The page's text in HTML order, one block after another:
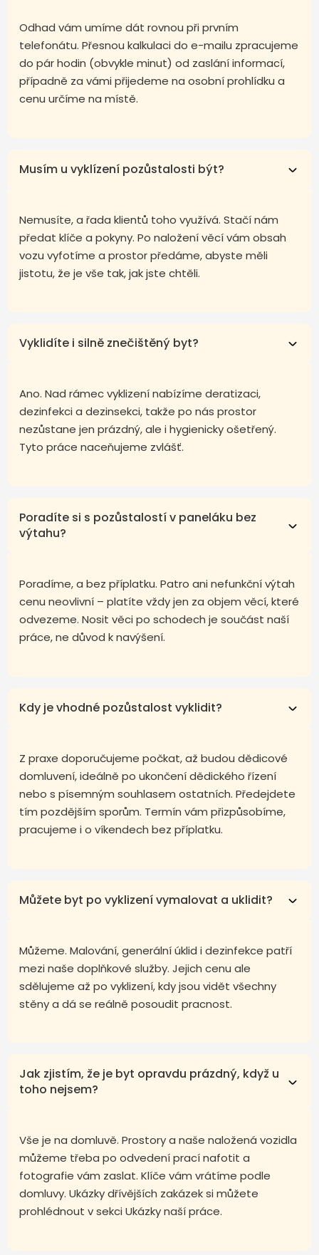
Odhad vám umíme dát rovnou při prvním
telefonátu. Přesnou kalkulaci do e-mailu zpracujeme
do pár hodin (obvykle minut) od zaslání informací,
případně za vámi přijedeme na osobní prohlídku a
cenu určíme na místě.
Musím u vyklízení pozůstalosti být?
Nemusíte, a řada klientů toho využívá. Stačí nám
předat klíče a pokyny. Po naložení věcí vám obsah
vozu vyfotíme a prostor předáme, abyste měli
jistotu, že je vše tak, jak jste chtěli.
Vyklidíte i silně znečištěný byt?
Ano. Nad rámec vyklizení nabízíme deratizaci,
dezinfekci a dezinsekci, takže po nás prostor
nezůstane jen prázdný, ale i hygienicky ošetřený.
Tyto práce naceňujeme zvlášť.
Poradíte si s pozůstalostí v paneláku bez
výtahu?
Poradíme, a bez příplatku. Patro ani nefunkční výtah
cenu neovlivní – platíte vždy jen za objem věcí, které
odvezeme. Nosit věci po schodech je součást naší
práce, ne důvod k navýšení.
Kdy je vhodné pozůstalost vyklidit?
Z praxe doporučujeme počkat, až budou dědicové
domluvení, ideálně po ukončení dědického řízení
nebo s písemným souhlasem ostatních. Předejdete
tím pozdějším sporům. Termín vám přizpůsobíme,
pracujeme i o víkendech bez příplatku.
Můžete byt po vyklizení vymalovat a uklidit?
Můžeme. Malování, generální úklid i dezinfekce patří
mezi naše doplňkové služby. Jejich cenu ale
sdělujeme až po vyklizení, kdy jsou vidět všechny
stěny a dá se reálně posoudit pracnost.
Jak zjistím, že je byt opravdu prázdný, když u
toho nejsem?
Vše je na domluvě. Prostory a naše naložená vozidla
můžeme třeba po odvedení prací nafotit a
fotografie vám zaslat. Klíče vám vrátíme podle
domluvy. Ukázky dřívějších zakázek si můžete
prohlédnout v sekci Ukázky naší práce.